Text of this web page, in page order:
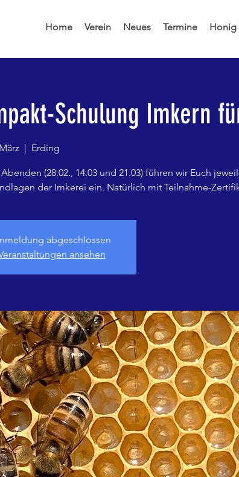
Home Verein Neues Termine Honig
Schulung Imkern
  |
Erding
(28.02., 14.03 und 21.03) führen wir Euch
der Imkerei ein. Natürlich mit Teilnahme-
abgeschlossen
ansehen